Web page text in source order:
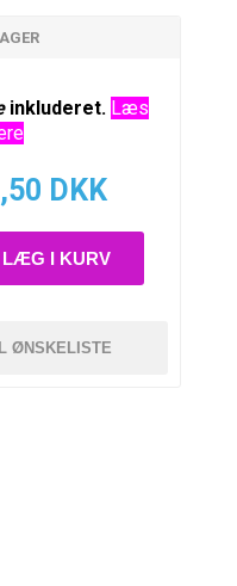
inkluderet. Læs
DKK
ØNSKELISTE